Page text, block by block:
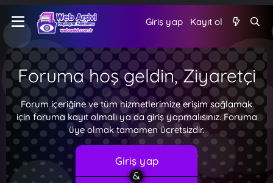
Giriş yap Kayıt ol
Foruma hoş geldin, Ziyaretçi
Forum içeriğine ve tüm hizmetlerimize erişim sağlamak
için foruma kayıt olmalı ya da giriş yapmalısınız. Foruma
üye olmak tamamen ücretsizdir.
Giriş yap